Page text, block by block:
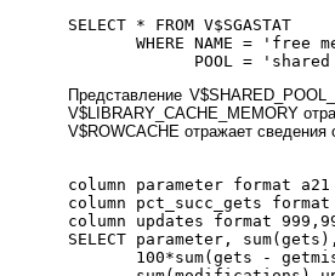
SELECT * FROM V$SGASTAT
WHERE NAME = 'free
Представление
V$LIBRARY_CACHE_MEMORY
V$ROWCACHE отражает
column parameter format a21
column pct_succ_gets
column updates format
SELECT parameter,
100*sum(gets -